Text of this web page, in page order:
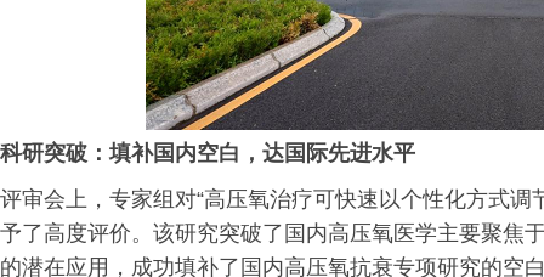
科研突破：填补国内空白，达国际先进水平
评审会上，专家组对“高压氧治疗可快速以个性化方式
予了高度评价。该研究突破了国内高压氧医学主要聚焦
的潜在应用，成功填补了国内高压氧抗衰专项研究的空